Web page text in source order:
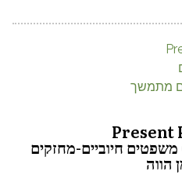
Present
(Continuous) Tense משפטים חיוביים-מחזקים
הווה